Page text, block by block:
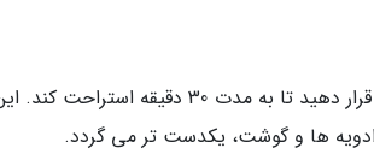
بعد از منسجم شدن مایه کله گنجشکی، روی آن را بپوشانید و در یخچال قرار دهید تا به مدت 30 دقیقه
ها و گوشت، یکدست تر می گردد.